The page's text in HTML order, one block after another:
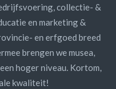
collectie- &
en marketing &
en erfgoed breed
brengen we musea,
hoger niveau. Kortom,
kwaliteit!